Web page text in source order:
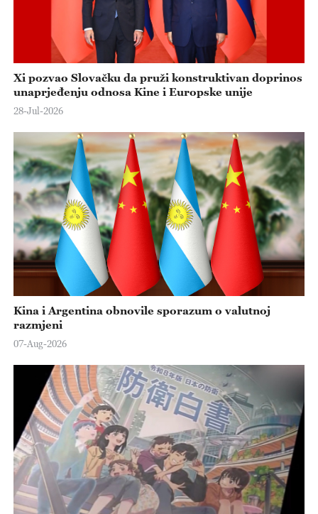
Xi pozvao Slovačku da pruži konstruktivan doprinos
unaprjeđenju odnosa Kine i Europske unije
28-Jul-2026
Kina i Argentina obnovile sporazum o valutnoj
razmjeni
07-Aug-2026